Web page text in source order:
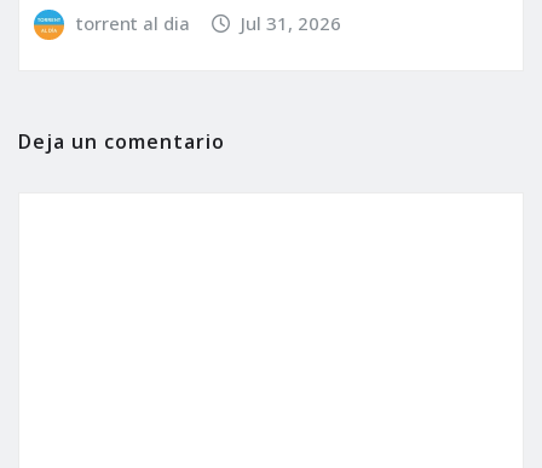
torrent al dia Jul 31, 2026
Deja un comentario